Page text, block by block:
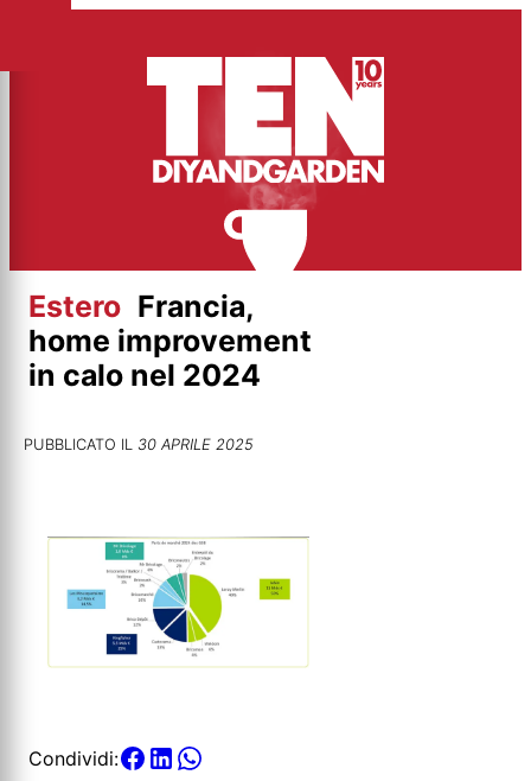
contenuto
Estero Francia,
home improvement
in calo nel 2024
PUBBLICATO IL 30 APRILE 2025
Condividi: